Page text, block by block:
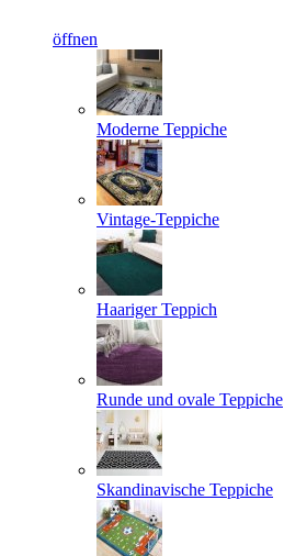
öffnen
Moderne Teppiche
Vintage-Teppiche
Haariger Teppich
Runde und ovale Teppiche
Skandinavische Teppiche